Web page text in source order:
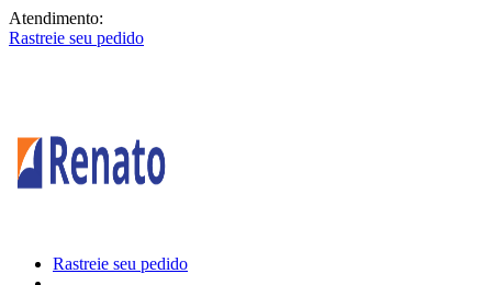
Atendimento:
Rastreie seu pedido
Rastreie seu pedido